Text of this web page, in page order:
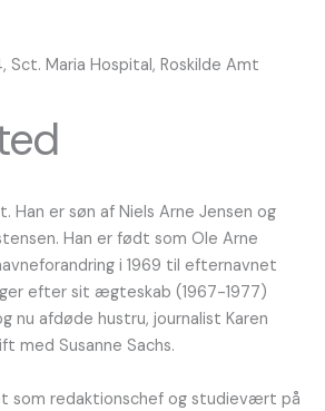
Sct. Maria Hospital, Roskilde Amt
Han er søn af Niels Arne Jensen og
Han er født som Ole Arne
i 1969 til efternavnet
efter sit ægteskab (1967-1977)
nu afdøde hustru, journalist Karen
med Susanne Sachs.
som redaktionschef og studievært på